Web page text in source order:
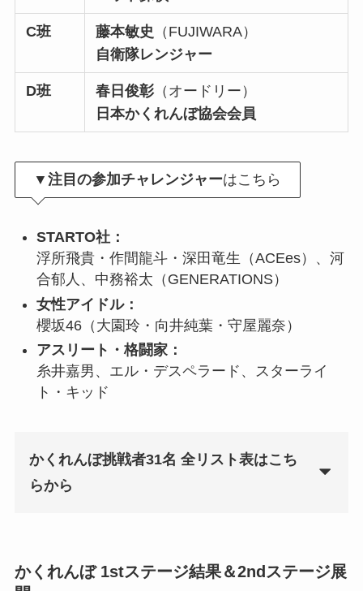
C班 藤本敏史
（FUJIWARA）
自衛隊レンジャー
D班 春日俊彰（オードリー）
日本かくれんぼ協会会員
▼注目の参加チャレンジャーはこちら
STARTO社：
浮所飛貴・作間龍斗・深田竜生（ACEes）、河
合郁人、中務裕太（GENERATIONS）
女性アイドル：
櫻坂46（大園玲・向井純葉・守屋麗奈）
アスリート・格闘家：
糸井嘉男、エル・デスペラード、スターライ
ト・キッド
かくれんぼ挑戦者31名 全リスト表はこち
らから
かくれんぼ 1stステージ結果＆2ndステージ展